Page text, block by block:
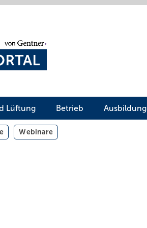
Lüftung Betrieb Ausbildung
Webinare